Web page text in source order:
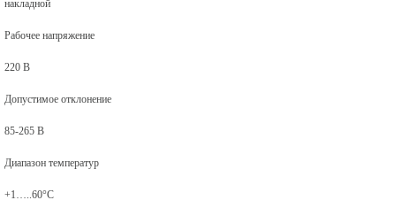
накладной
Рабочее напряжение
220 В
Допустимое отклонение
85-265 В
Диапазон температур
+1…..60°С